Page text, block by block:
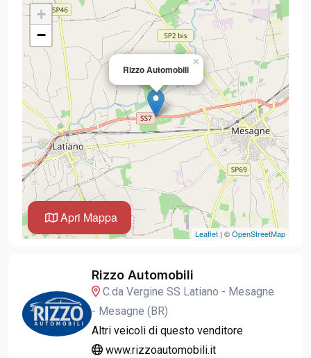
Apri Mappa
Rizzo Automobili
×
+
−
Leaflet | ©OpenStreetMap
Rizzo Automobili
C.da Vergine SS Latiano - Mesagne
- Mesagne (BR)
Altri veicoli di questo venditore
www.rizzoautomobili.it